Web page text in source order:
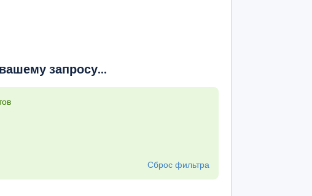
запросу...
Сброс фильтра